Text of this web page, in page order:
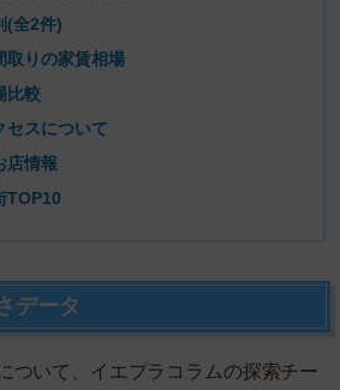
(全2件)
取りの家賃相場
比較
セスについて
店情報
TOP10
データ
ついて、イエプラコラムの探索チー